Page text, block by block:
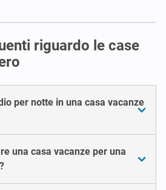
riguardo le case
per notte in una casa vacanze
una casa vacanze per una